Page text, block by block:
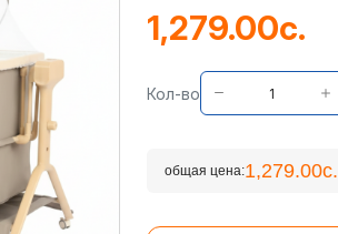
1,279.00с.
Кол-во
общая цена:1,279.00с.